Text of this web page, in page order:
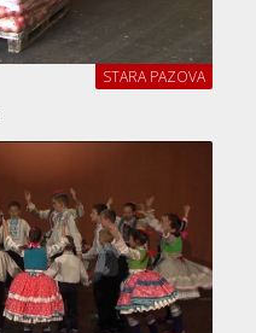
STARA PAZOVA